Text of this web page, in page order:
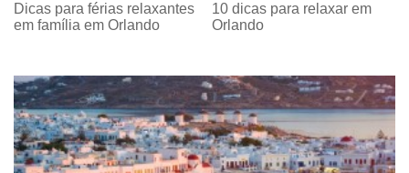
Dicas para férias relaxantes
em família em Orlando
10 dicas para relaxar em
Orlando